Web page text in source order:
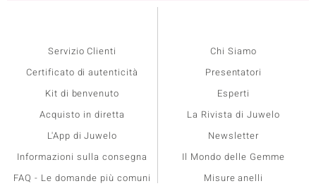
Servizio Clienti
Certificato di autenticità
Kit di benvenuto
Acquisto in diretta
L'App di Juwelo
Informazioni sulla consegna
FAQ - Le domande più comuni
Chi Siamo
Presentatori
Esperti
La Rivista di Juwelo
Newsletter
Il Mondo delle Gemme
Misure anelli